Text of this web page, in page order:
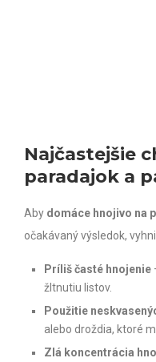
Najčastejšie
paradajok a
Aby domáce hnojivo na
očakávaný výsledok,
Príliš časté hnojenie
žltnutiu listov.
Použitie
alebo droždia, ktoré
Zlá koncentrácia